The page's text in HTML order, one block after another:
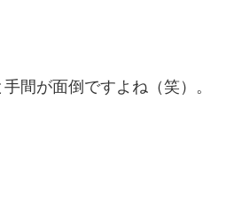
間が面倒ですよね（笑）。